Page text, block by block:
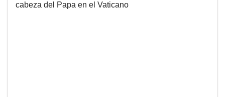
cabeza del Papa en el Vaticano